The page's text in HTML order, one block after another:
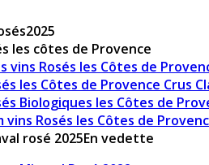
2025
les côtes de Provence
vins Rosés les Côtes de
les Côtes de Provence Crus
Biologiques les Côtes de
vins Rosés les Côtes de
rosé 2025En vedette